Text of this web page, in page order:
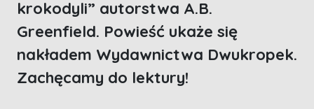
krokodyli” autorstwa A.B.
Greenfield. Powieść ukaże się
nakładem Wydawnictwa Dwukropek.
Zachęcamy do lektury!